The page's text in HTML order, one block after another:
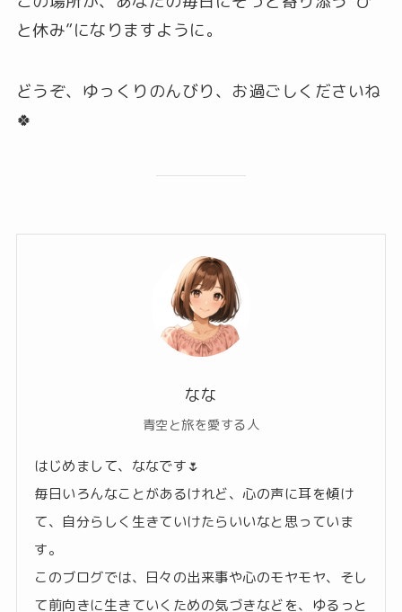
と休み”になりますように。
どうぞ、ゆっくりのんびり、お過ごしくださいね
🍀
なな
青空と旅を愛する人
はじめまして、ななです🌷
毎日いろんなことがあるけれど、心の声に耳を傾け
て、自分らしく生きていけたらいいなと思っていま
す。
このブログでは、日々の出来事や心のモヤモヤ、そし
て前向きに生きていくための気づきなどを、ゆるっと